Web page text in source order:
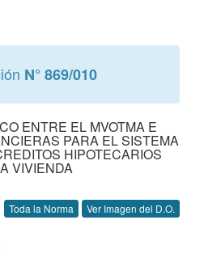
N° 869/010
ENTRE EL MVOTMA E
PARA EL SISTEMA
HIPOTECARIOS
VIVIENDA
Toda la Norma Ver Imagen del D.O.